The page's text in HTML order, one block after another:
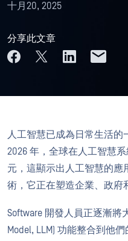
十月20, 2025
分享此文章
人工智慧已成為日常生活的
2026 年，全球在人工智慧
元，這顯示出人工智慧的應
術，它正在塑造企業、政府
Software 開發人員正逐漸將
Model, LLM) 功能整合到他